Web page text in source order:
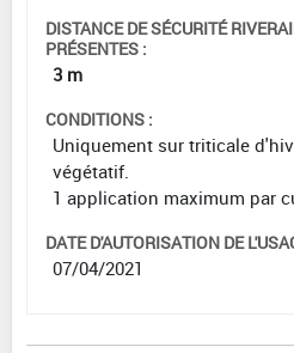
DISTANCE DE SÉCURITÉ
PRÉSENTES :
3 m
CONDITIONS :
Uniquement sur triticale
végétatif.
1 application maximum par
DATE D'AUTORISATION DE
07/04/2021